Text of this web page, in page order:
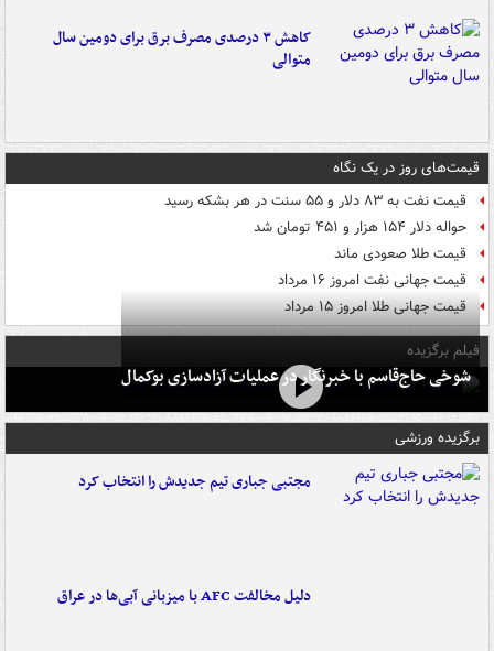
کاهش ۳ درصدی مصرف برق برای دومین سال
متوالی
قیمت‌های روز در یک نگاه
قیمت نفت به ۸۳ دلار و ۵۵ سنت در هر بشکه رسید
حواله دلار ۱۵۴ هزار و ۴۵۱ تومان شد
قیمت طلا صعودی ماند
قیمت جهانی نفت امروز ۱۶ مرداد
قیمت جهانی طلا امروز ۱۵ مرداد
فیلم برگزیده
شوخی حاج‌قاسم با خبرنگار در عملیات آزادسازی بوکمال
برگزیده ورزشی
مجتبی جباری تیم جدیدش را انتخاب کرد
دلیل مخالفت AFC با میزبانی آبی‌ها در عراق